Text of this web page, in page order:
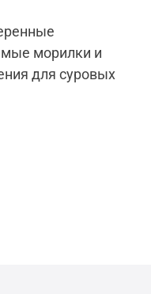
морилки и
для суровых